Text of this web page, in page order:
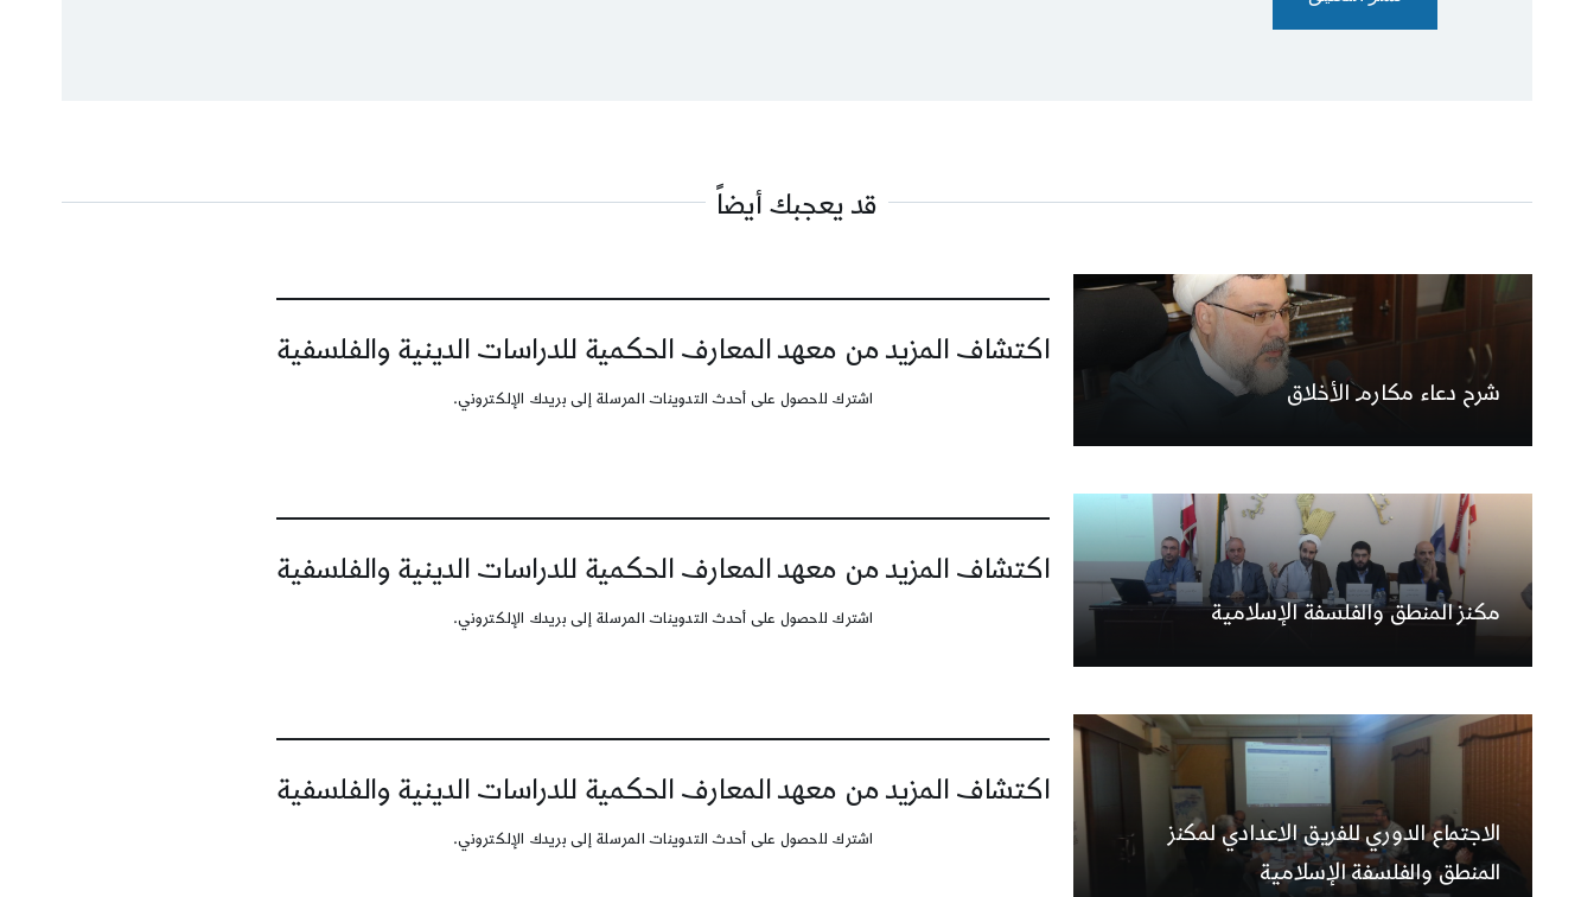
قد يعجبك أيضاً
شرح دعاء مكارم الأخلاق
اكتشاف المزيد من معهد المعارف الحكمية للدراسات الدينية والفلسفية
اشترك للحصول على أحدث التدوينات المرسلة إلى بريدك الإلكتروني.
مكنز المنطق والفلسفة الإسلامية
اكتشاف المزيد من معهد المعارف الحكمية للدراسات الدينية والفلسفية
اشترك للحصول على أحدث التدوينات المرسلة إلى بريدك الإلكتروني.
الاجتماع الدوري للفريق الاعدادي لمكنز
المنطق والفلسفة الإسلامية
اكتشاف المزيد من معهد المعارف الحكمية للدراسات الدينية والفلسفية
اشترك للحصول على أحدث التدوينات المرسلة إلى بريدك الإلكتروني.